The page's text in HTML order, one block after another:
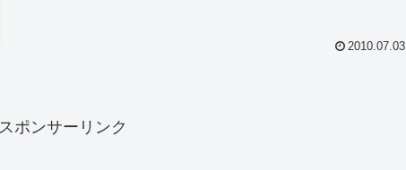
2010.07.03
スポンサーリンク